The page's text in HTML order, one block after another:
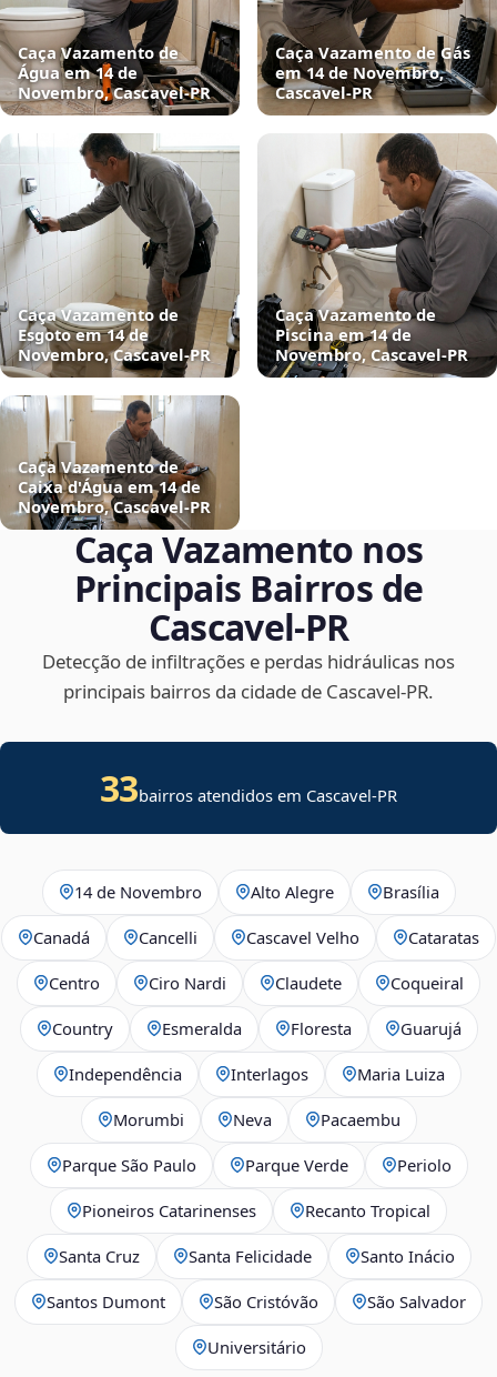
Caça Vazamento de
Água em 14 de
Novembro, Cascavel‑PR
Caça Vazamento de Gás
em 14 de Novembro,
Cascavel‑PR
Caça Vazamento de
Esgoto em 14 de
Novembro, Cascavel‑PR
Caça Vazamento de
Piscina em 14 de
Novembro, Cascavel‑PR
Caça Vazamento de
Caixa d'Água em 14 de
Novembro, Cascavel‑PR
Caça Vazamento nos
Principais Bairros de
Cascavel‑PR
Detecção de infiltrações e perdas hidráulicas nos
principais bairros da cidade de Cascavel‑PR.
33bairros atendidos em Cascavel-PR
14 de Novembro Alto Alegre Brasília
Canadá Cancelli Cascavel Velho Cataratas
Centro Ciro Nardi Claudete Coqueiral
Country Esmeralda Floresta Guarujá
Independência Interlagos Maria Luiza
Morumbi Neva Pacaembu
Parque São Paulo Parque Verde Periolo
Pioneiros Catarinenses Recanto Tropical
Santa Cruz Santa Felicidade Santo Inácio
Santos Dumont São Cristóvão São Salvador
Universitário